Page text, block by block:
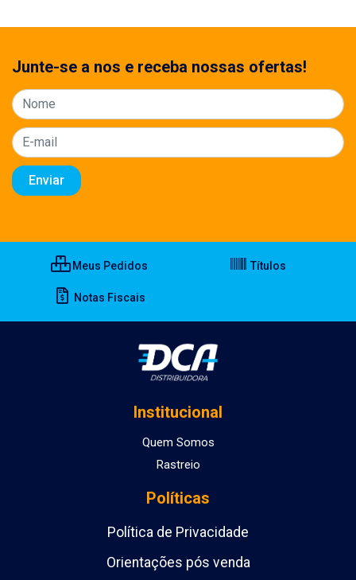
Junte-se a nos e receba nossas ofertas!
Meus Pedidos Títulos
Notas Fiscais
Institucional
Quem Somos
Rastreio
Políticas
Política de Privacidade
Orientações pós venda